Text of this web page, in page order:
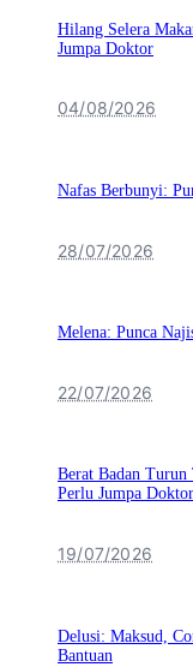
Hilang Selera
Jumpa Doktor
04/08/2026
Nafas Berbunyi:
28/07/2026
Melena: Punca
22/07/2026
Berat Badan Turun
Perlu Jumpa Doktor
19/07/2026
Delusi: Maksud,
Bantuan